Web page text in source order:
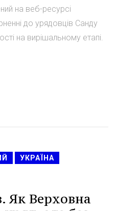
на веб-ресурсі
до урядовців Санду
на вирішальному етапі.
УКРАЇНА
Як Верховна